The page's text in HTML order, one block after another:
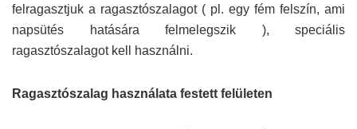
felragasztjuk a ragasztószalagot ( pl. egy fém felszín, ami
napsütés hatására felmelegszik ), speciális
ragasztószalagot kell használni.
Ragasztószalag használata festett felületen